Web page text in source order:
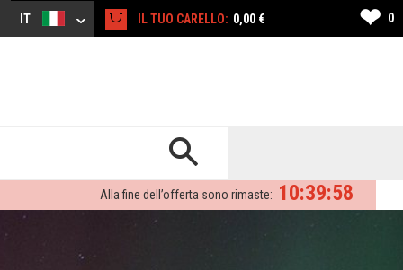
IT IL TUO CARELLO: 0,00 € ❤ 0
10:39:57
Alla fine dell’offerta sono rimaste: